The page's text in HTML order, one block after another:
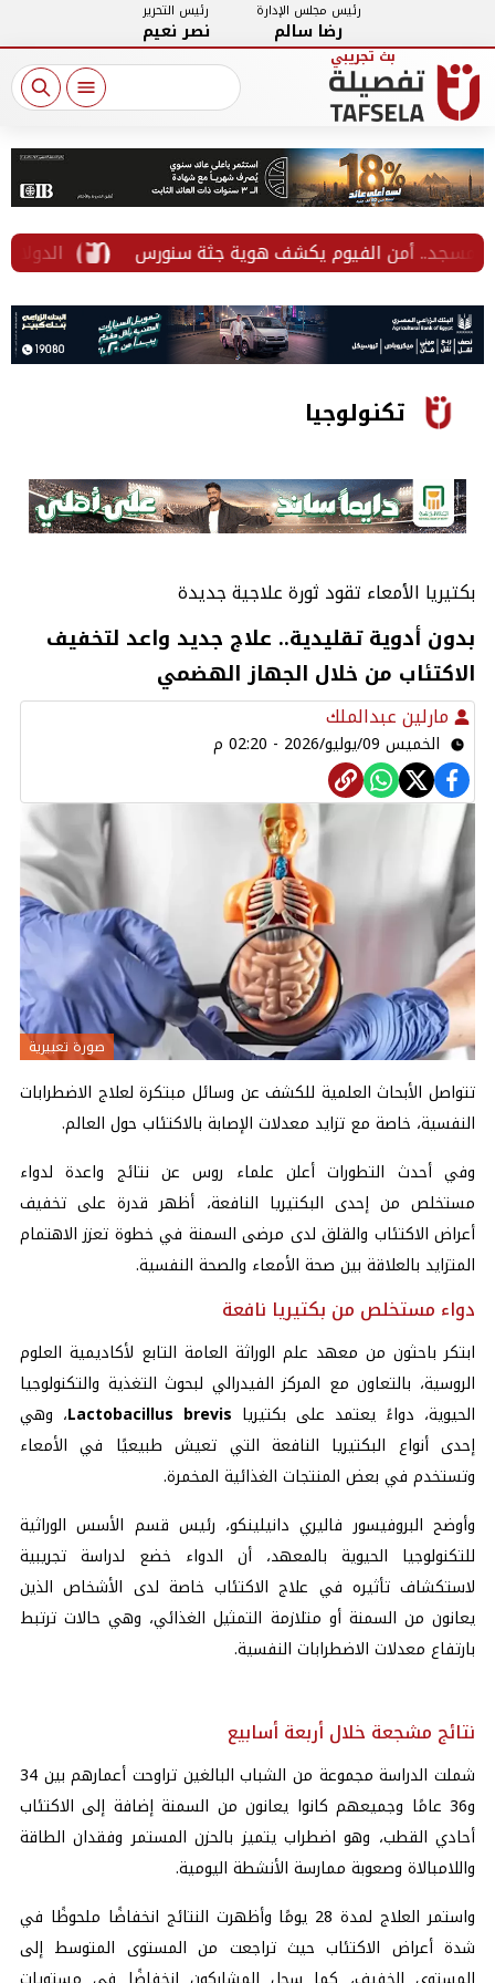
رئيس مجلس الإدارة
رضا سالم
رئيس التحرير
نصر نعيم
الدولار أمن الفيوم يكشف هوية جثة سنورس
تكنولوجيا
بكتيريا الأمعاء تقود ثورة علاجية جديدة
بدون أدوية تقليدية.. علاج جديد واعد لتخفيف
الاكتئاب من خلال الجهاز الهضمي
مارلين عبدالملك
الخميس 09/يوليو/2026 - 02:20 م
صورة تعبيرية
تتواصل الأبحاث العلمية للكشف عن وسائل مبتكرة لعلاج الاضطرابات
النفسية، خاصة مع تزايد معدلات الإصابة بالاكتئاب حول العالم.
وفي أحدث التطورات أعلن علماء روس عن نتائج واعدة لدواء
مستخلص من إحدى البكتيريا النافعة، أظهر قدرة على تخفيف
أعراض الاكتئاب والقلق لدى مرضى السمنة في خطوة تعزز الاهتمام
المتزايد بالعلاقة بين صحة الأمعاء والصحة النفسية.
دواء مستخلص من بكتيريا نافعة
ابتكر باحثون من معهد علم الوراثة العامة التابع لأكاديمية العلوم
الروسية، بالتعاون مع المركز الفيدرالي لبحوث التغذية والتكنولوجيا
الحيوية، دواءً يعتمد على بكتيريا Lactobacillus brevis، وهي
إحدى أنواع البكتيريا النافعة التي تعيش طبيعيًا في الأمعاء
وتستخدم في بعض المنتجات الغذائية المخمرة.
وأوضح البروفيسور فاليري دانيلينكو، رئيس قسم الأسس الوراثية
للتكنولوجيا الحيوية بالمعهد، أن الدواء خضع لدراسة تجريبية
لاستكشاف تأثيره في علاج الاكتئاب خاصة لدى الأشخاص الذين
يعانون من السمنة أو متلازمة التمثيل الغذائي، وهي حالات ترتبط
بارتفاع معدلات الاضطرابات النفسية.
نتائج مشجعة خلال أربعة أسابيع
شملت الدراسة مجموعة من الشباب البالغين تراوحت أعمارهم بين 34
و36 عامًا وجميعهم كانوا يعانون من السمنة إضافة إلى الاكتئاب
أحادي القطب، وهو اضطراب يتميز بالحزن المستمر وفقدان الطاقة
واللامبالاة وصعوبة ممارسة الأنشطة اليومية.
واستمر العلاج لمدة 28 يومًا وأظهرت النتائج انخفاضًا ملحوظًا في
شدة أعراض الاكتئاب حيث تراجعت من المستوى المتوسط إلى